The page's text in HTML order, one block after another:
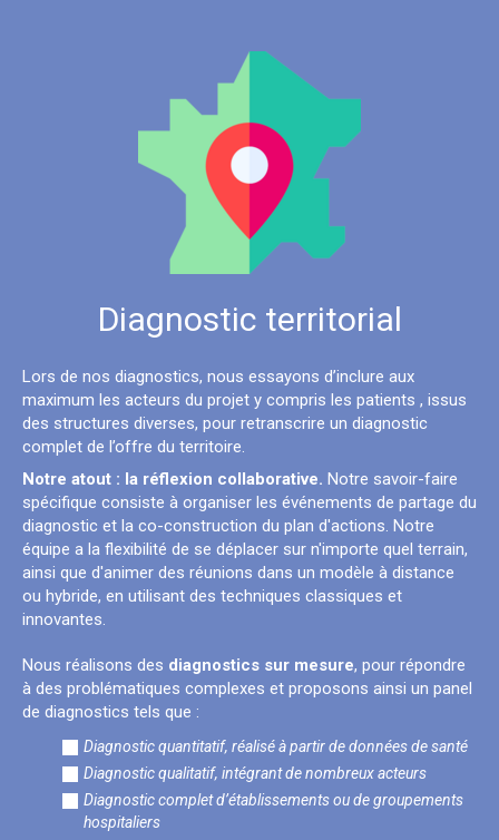
Diagnostic territorial
Lors de nos diagnostics, nous essayons d’inclure aux
maximum les acteurs du projet y compris les patients , issus
des structures diverses, pour retranscrire un diagnostic
complet de l’offre du territoire.
Notre atout : la réflexion collaborative. Notre savoir-faire
spécifique consiste à organiser les événements de partage du
diagnostic et la co-construction du plan d'actions. Notre
équipe a la flexibilité de se déplacer sur n'importe quel terrain,
ainsi que d'animer des réunions dans un modèle à distance
ou hybride, en utilisant des techniques classiques et
innovantes.
Nous réalisons des diagnostics sur mesure, pour répondre
à des problématiques complexes et proposons ainsi un panel
de diagnostics tels que :
Diagnostic quantitatif, réalisé à partir de données de santé
Diagnostic qualitatif, intégrant de nombreux acteurs
Diagnostic complet d’établissements ou de groupements
hospitaliers